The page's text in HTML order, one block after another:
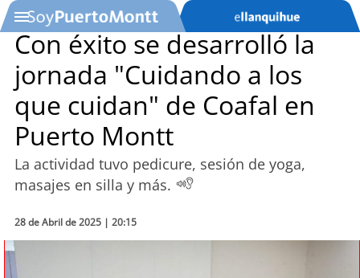
Podcast
Actualidad
Con éxito se desarrolló la
jornada "Cuidando a los
que cuidan" de Coafal en
Puerto Montt
La actividad tuvo pedicure, sesión de yoga,
masajes en silla y más.
28 de Abril de 2025 | 20:15